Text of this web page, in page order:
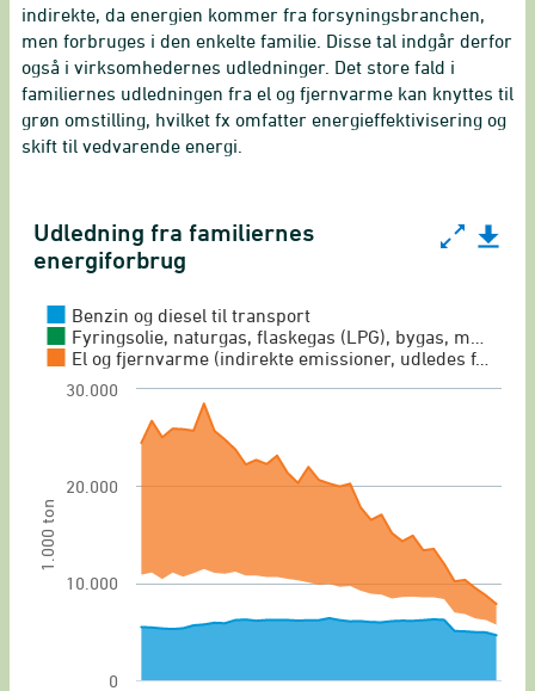
indirekte, da energien kommer fra forsyningsbranchen,
men forbruges i den enkelte familie. Disse tal indgår derfor
også i virksomhedernes udledninger. Det store fald i
familiernes udledningen fra el og fjernvarme kan knyttes til
grøn omstilling, hvilket fx omfatter energieffektivisering og
skift til vedvarende energi.
Udledning fra familiernes energiforbrug
Chart with 3 data series.
CO2-udledning fra familiernes energiforbrug
View as data table, Udledning fra familiernes
The chart has 1 X axis displaying categories.
The chart has 1 Y axis displaying 1.000 ton.
1.000 ton
Udledning fra familiernes
energiforbrug
Benzin og diesel til transport
Fyringsolie, naturgas, flaskegas (LPG), bygas, m…
El og fjernvarme (indirekte emissioner, udledes f…
0
10.000
20.000
30.000